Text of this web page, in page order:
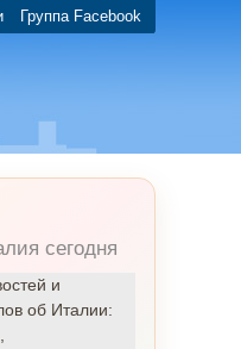
Группа Facebook
сегодня
и
об Италии: